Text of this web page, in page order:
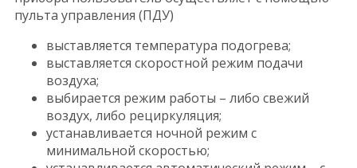
пульта управления (ПДУ)
выставляется температура подогрева;
выставляется скоростной режим подачи
воздуха;
выбирается режим работы – либо свежий
воздух, либо рециркуляция;
устанавливается ночной режим с
минимальной скоростью;